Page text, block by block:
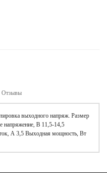
Отзывы
выходного напряж. Размер
напряжение, В 11,5-14,5
А 3,5 Выходная мощность, Вт